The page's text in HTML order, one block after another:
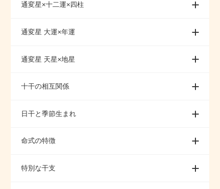
通変星×十二運×四柱
通変星 大運×年運
通変星 天星×地星
十干の相互関係
日干と季節生まれ
命式の特徴
特別な干支